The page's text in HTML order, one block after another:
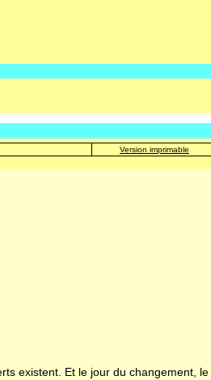
Version imprimable
existent. Et le jour du changement, le